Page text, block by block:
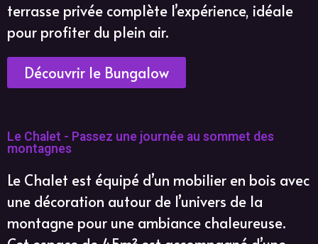
terrasse privée complète l’expérience, idéale
pour profiter du plein air.
Découvrir le Bungalow
Le Chalet - Passez une journée au sommet des
montagnes
Le Chalet est équipé d’un mobilier en bois avec
une décoration autour de l’univers de la
montagne pour une ambiance chaleureuse.